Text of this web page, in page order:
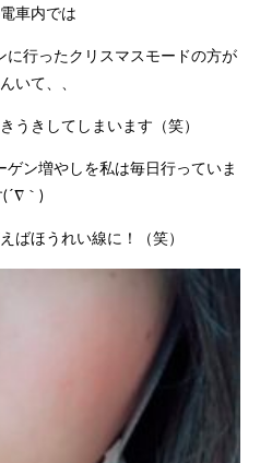
車内では
に行ったクリスマスモードの方が
いて、、
うきしてしまいます（笑）
ン増やしを私は毎日行っていま
(´∇｀)
ばほうれい線に！（笑）